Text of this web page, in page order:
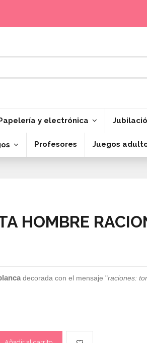
y electrónica
Profesores Juegos
HOMBRE
decorada con el mensaje "raciones: